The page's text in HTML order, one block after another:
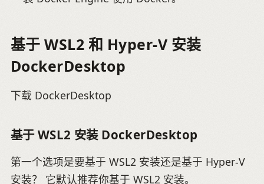
基于 WSL2 和 Hyper-V 安装
DockerDesktop
下载 DockerDesktop
基于 WSL2 安装 DockerDesktop
第一个选项是要基于 WSL2 安装还是基于 Hyper-V
安装？ 它默认推荐你基于 WSL2 安装。